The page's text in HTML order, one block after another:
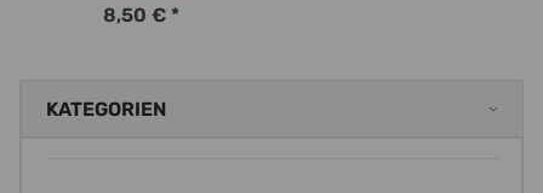
8,50 € *
KATEGORIEN